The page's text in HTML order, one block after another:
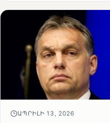
ԱՊՐԻԼԻ 13, 2026